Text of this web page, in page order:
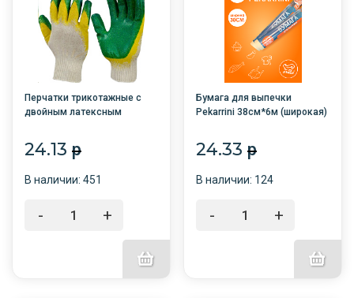
Перчатки трикотажные с
двойным латексным
24.13 p
В наличии: 451
- +
Бумага для выпечки
Pekarrini 38см*6м (широкая)
24.33p
В наличии: 124
- +